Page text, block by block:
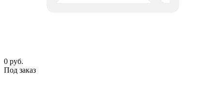
0 руб.
Под заказ